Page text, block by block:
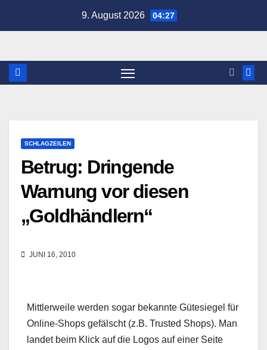
9. August 2026 04:27
SCHLAGZEILEN
Betrug: Dringende
Warnung vor diesen
„Goldhändlern“
JUNI 16, 2010
Mittlerweile werden sogar bekannte Gütesiegel für
Online-Shops gefälscht (z.B. Trusted Shops). Man
landet beim Klick auf die Logos auf einer Seite